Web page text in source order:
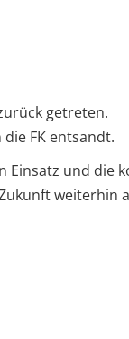
getreten.
FK entsandt.
und die
weiterhin